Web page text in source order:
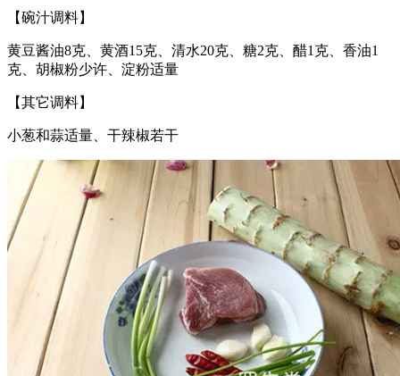
【碗汁调料】
黄豆酱油8克、黄酒15克、清水20克、糖2克、醋1克、香油1
克、胡椒粉少许、淀粉适量
【其它调料】
小葱和蒜适量、干辣椒若干